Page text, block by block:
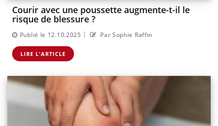
Courir avec une poussette augmente-t-il le
risque de blessure ?
Publié le 12.10.2025 | Par Sophie Raffin
LIRE L'ARTICLE